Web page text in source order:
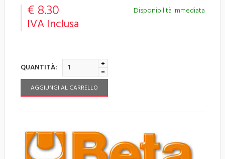
Disponibilità Immediata
€ 8.30
IVA Inclusa
QUANTITÀ:
AGGIUNGI AL CARRELLO